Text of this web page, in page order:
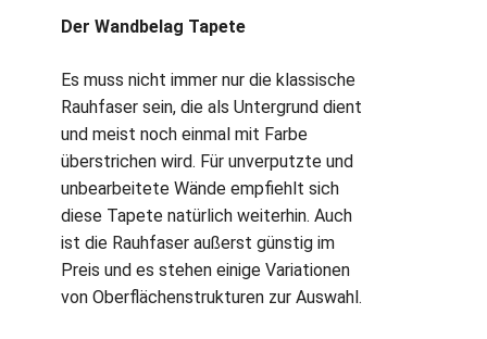
Der Wandbelag Tapete
Es muss nicht immer nur die klassische
Rauhfaser sein, die als Untergrund dient
und meist noch einmal mit Farbe
überstrichen wird. Für unverputzte und
unbearbeitete Wände empfiehlt sich
diese Tapete natürlich weiterhin. Auch
ist die Rauhfaser außerst günstig im
Preis und es stehen einige Variationen
von Oberflächenstrukturen zur Auswahl.